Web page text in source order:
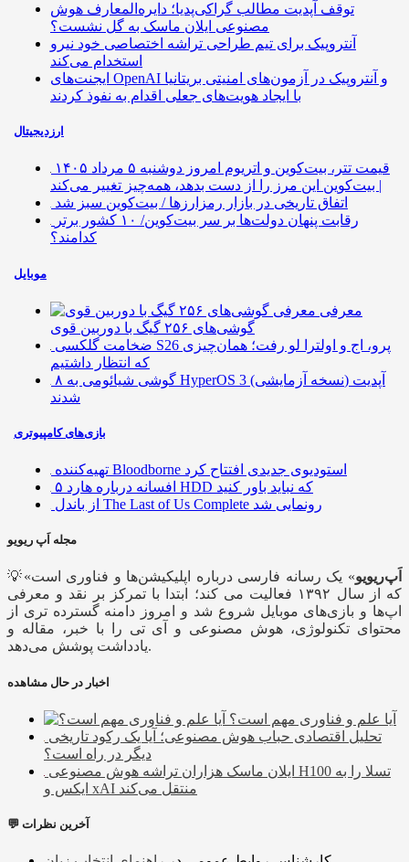
توقف آپدیت مطالب گراکی‌پدیا؛ دایره‌المعارف هوش
مصنوعی ایلان ماسک به گل نشست؟
آنتروپیک برای تیم طراحی تراشه اختصاصی خود نیرو
استخدام می‌کند
ایجنت‌های OpenAI و آنتروپیک در آزمون‌های امنیتی بریتانیا
با ایجاد هویت‌های جعلی اقدام به نفوذ کردند
ارزدیجیتال
قیمت تتر، بیت‌کوین و اتریوم امروز دوشنبه ۵ مرداد ۱۴۰۵
| بیت‌کوین این مرز را از دست بدهد، همه‌چیز تغییر می‌کند
اتفاق تاریخی در بازار رمزارزها / بیت‌کوین سبز شد
رقابت پنهان دولت‌ها بر سر بیت‌کوین/ ۱۰ کشور برتر
کدامند؟
موبایل
معرفی
گوشی‌های ۲۵۶ گیگ با دوربین قوی
ضخامت گلکسی S26 پرو، اج و اولترا لو رفت؛ همان‌چیزی
که انتظار داشتیم
۸ گوشی شیائومی به HyperOS 3 (نسخه آزمایشی) آپدیت
شدند
بازی‌های کامپیوتری
تهیه‌کننده Bloodborne استودیوی جدیدی افتتاح کرد
۵ افسانه درباره هارد HDD که نباید باور کنید
از باندل The Last of Us Complete رونمایی شد
مجله اَپ ریویو
💡« اَپ‌ریویو» یک رسانه فارسی درباره اپلیکیشن‌ها و فناوری است
که از سال ۱۳۹۲ فعالیت می کند؛ ابتدا با تمرکز بر نقد و معرفی
اپ‌ها و بازی‌های موبایل شروع شد و امروز دامنه گسترده تری از
محتوای تکنولوژی، هوش مصنوعی و آی تی را با خبر، مقاله و
یادداشت پوشش می‌دهد.
اخبار در حال مشاهده
آیا علم و فناوری مهم است؟
تحلیل اقتصادی حباب هوش مصنوعی؛ آیا یک رکود تاریخی
دیگر در راه است؟
ایلان ماسک هزاران تراشه هوش مصنوعی H100 تسلا را به
ایکس و xAI منتقل می‌کند
💬 آخرین نظرات